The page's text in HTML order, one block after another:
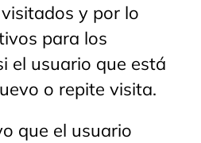
y por lo
para los
el usuario que está
o repite visita.
que el usuario